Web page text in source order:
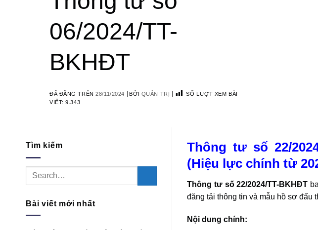
06/2024/TT-
BKHĐT
ĐÃ ĐĂNG TRÊN28/11/2024 BỞIQUẢN TRỊ
SỐ LƯỢT XEM BÀI
VIẾT: 9.343
Tìm kiếm
Bài viết mới nhất
Thông tư số 22/2024/
chính từ 2025)
Thông tư số 22/2024/TT-BKHĐT
cung cấp, đăng tải thông tin và
Nội dung chính: